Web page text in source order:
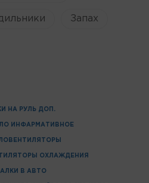
Запах
НА РУЛЬ ДОП.
ИНФАРМАТИВНОЕ
ОХЛАЖДЕНИЯ
В АВТО